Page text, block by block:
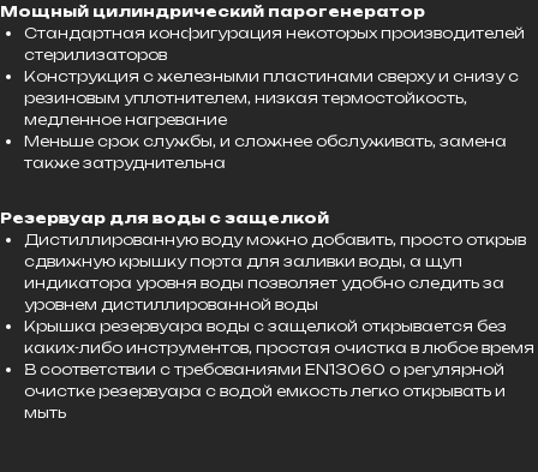
Мощный цилиндрический парогенератор
Стандартная конфигурация некоторых производителей
стерилизаторов
Конструкция с железными пластинами сверху и снизу с
резиновым уплотнителем, низкая термостойкость,
медленное нагревание
Меньше срок службы, и сложнее обслуживать, замена
также затруднительна
Резервуар для воды с защелкой
Дистиллированную воду можно добавить, просто открыв
сдвижную крышку порта для заливки воды, а щуп
индикатора уровня воды позволяет удобно следить за
уровнем дистиллированной воды
Крышка резервуара воды с защелкой открывается без
каких-либо инструментов, простая очистка в любое время
В соответствии с требованиями EN13060 о регулярной
очистке резервуара с водой емкость легко открывать и
мыть